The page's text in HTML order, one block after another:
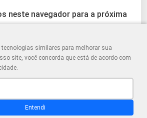
neste navegador para a próxima
tecnologias similares para melhorar sua
site, você concorda que está de acordo com
Entendi